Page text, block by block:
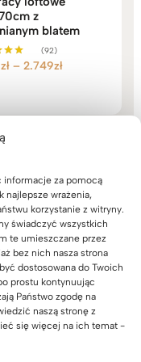
informacje za pomocą
najlepsze wrażenia,
korzystanie z witryny.
świadczyć wszystkich
te umieszczane przez
bez nich nasza strona
dostosowana do Twoich
prostu kontynuując
Państwo zgodę na
naszą stronę z
się więcej na ich temat -
z
blatem
(92)
zł – 2.749złZakres
1.999zł
kontener z
biały.
do biurka
(18)
zł